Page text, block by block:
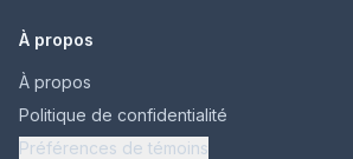
À propos
À propos
Politique de confidentialité
Préférences de témoins